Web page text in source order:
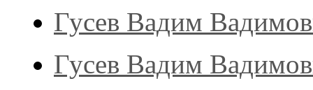
Гусев Вадим
Гусев Вадим